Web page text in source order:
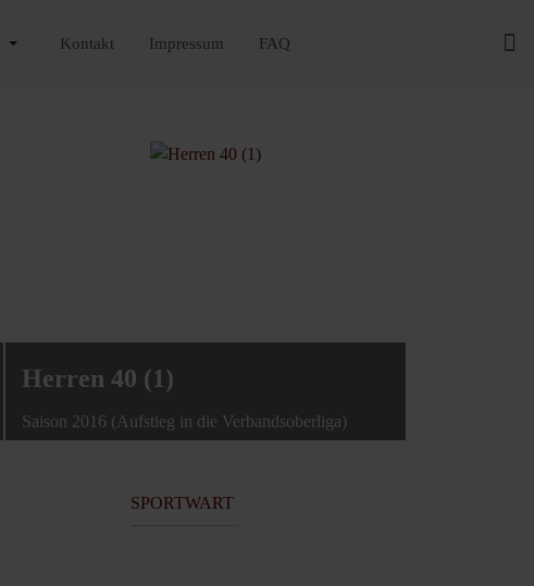
Kontakt Impressum FAQ
Herren 40 (1)
Saison 2016 (Aufstieg in die Verbandsoberliga)
SPORTWART